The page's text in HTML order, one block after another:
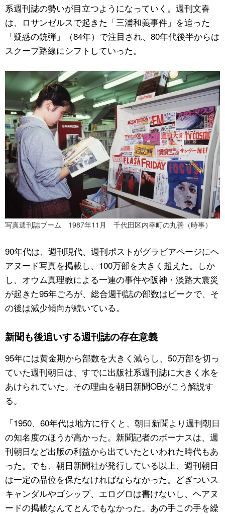
系週刊誌の勢いが目立つようになっていく。週刊文春
は、ロサンゼルスで起きた「三浦和義事件」を追った
「疑惑の銃弾」（84年）で注目され、80年代後半からは
スクープ路線にシフトしていった。
写真週刊誌ブーム 1987年11月 千代田区内幸町の丸善（時事）
90年代は、週刊現代、週刊ポストがグラビアページにヘ
アヌード写真を掲載し、100万部を大きく超えた。しか
し、オウム真理教による一連の事件や阪神・淡路大震災
が起きた95年ごろが、総合週刊誌の部数はピークで、そ
の後は減少傾向が続いている。
新聞も後追いする週刊誌の存在意義
95年には黄金期から部数を大きく減らし、50万部を切っ
ていた週刊朝日は、すでに出版社系週刊誌に大きく水を
あけられていた。その理由を朝日新聞OBがこう解説す
る。
「1950、60年代は地方に行くと、朝日新聞より週刊朝日
の知名度のほうが高かった。新聞記者のボーナスは、週
刊朝日など出版の利益から出ていたといわれた時代もあ
った。でも、朝日新聞社が発行している以上、週刊朝日
は一定の品位を保たなければならなかった。どぎついス
キャンダルやゴシップ、エログロは書けないし、ヘアヌ
ードの掲載なんてとんでもなかった。あの手この手を繰